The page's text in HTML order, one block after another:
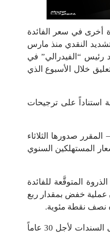
أخرى في سعر الفائدة
للتشديد النقدي منذ مارس
رئيس “الفيدرالي” في
خلال الأسبوع الذي
على ترجيحات
صدورها الثلاثاء
تباطأ مؤشر أسعار المستهلكين السنوي
في سبتمبر؛ فإنَّ الذروة المتوقَّعة للفائدة
في الحسبان عملية خفض بمقدار ربع
يتماشى مع ذلك الارتفاع المشهود الجاري في عائدات الخزانة الأطول أجلاً، إذ تجاوز العائد على السندات لأجل 30 عاماً